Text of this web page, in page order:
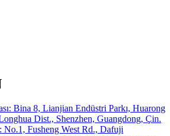
Bina 8, Lianjian Endüstri Parkı, Huarong
Dist., Shenzhen, Guangdong, Çin.
No.1, Fusheng West Rd., Dafuji